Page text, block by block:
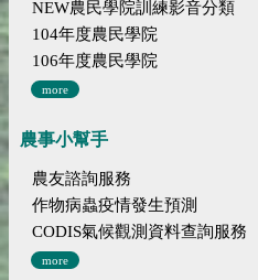
NEW農民學院訓練影音分類
104年度農民學院
106年度農民學院
more
農事小幫手
農友諮詢服務
作物病蟲疫情發生預測
CODIS氣候觀測資料查詢服務
more